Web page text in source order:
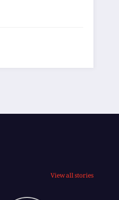
View all stories